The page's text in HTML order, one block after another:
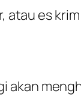
es
akan